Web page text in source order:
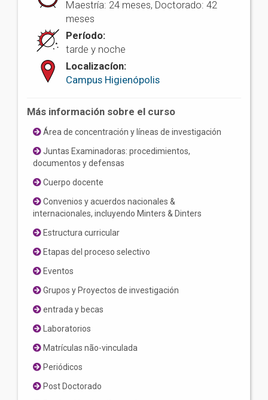
Maestría: 24 meses, Doctorado: 42
meses
Período:
tarde y noche
Localizacíon:
Campus Higienópolis
Más información sobre el curso
Área de concentración y líneas de investigación
Juntas Examinadoras: procedimientos,
documentos y defensas
Cuerpo docente
Convenios y acuerdos nacionales &
internacionales, incluyendo Minters & Dinters
Estructura curricular
Etapas del proceso selectivo
Eventos
Grupos y Proyectos de investigación
entrada y becas
Laboratorios
Matrículas não-vinculada
Periódicos
Post Doctorado